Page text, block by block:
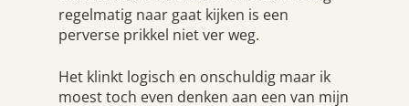
regelmatig naar gaat kijken is een
perverse prikkel niet ver weg.
Het klinkt logisch en onschuldig maar ik
moest toch even denken aan een van mijn